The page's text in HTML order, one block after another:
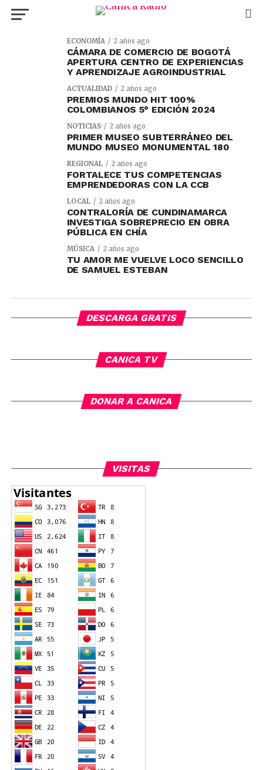
ECONOMÍA 2 años ago
CÁMARA DE COMERCIO DE BOGOTÁ
APERTURA CENTRO DE EXPERIENCIAS
Y APRENDIZAJE AGROINDUSTRIAL
ACTUALIDAD 2 años ago
PREMIOS MUNDO HIT 100%
COLOMBIANOS 5° EDICIÓN 2024
NOTICIAS 2 años ago
PRIMER MUSEO SUBTERRÁNEO DEL
MUNDO MUSEO MONUMENTAL 180
REGIONAL 2 años ago
FORTALECE TUS COMPETENCIAS
EMPRENDEDORAS CON LA CCB
LOCAL 2 años ago
CONTRALORÍA DE CUNDINAMARCA
INVESTIGA SOBREPRECIO EN OBRA
PÚBLICA EN CHÍA
MÚSICA 2 años ago
TU AMOR ME VUELVE LOCO SENCILLO
DE SAMUEL ESTEBAN
DESCARGA GRATIS
CANICA TV
DONAR A CANICA
VISITAS